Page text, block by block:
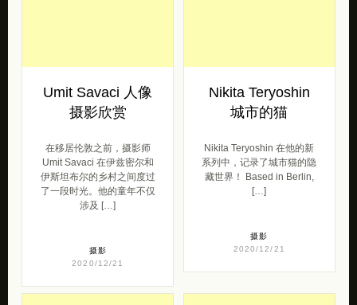
Umit Savaci 人像
摄影欣赏
在移居伦敦之前，摄影师
Umit Savaci 在伊兹密尔和
伊斯坦布尔的乡村之间度过
了一段时光。他的童年不仅
涉及 […]
摄影
2020/12/21
Nikita Teryoshin
城市的猫
Nikita Teryoshin 在他的新
系列中，记录了城市猫的隐
藏世界！ Based in Berlin,
[…]
摄影
2020/12/21